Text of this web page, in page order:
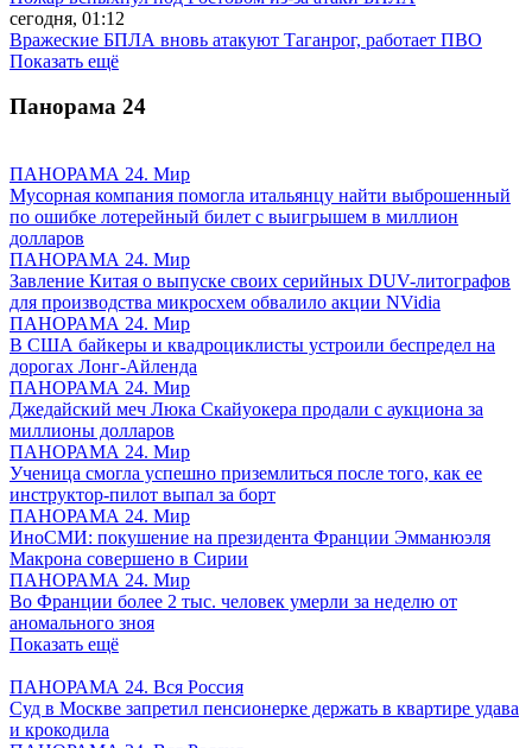
сегодня, 01:12
Вражеские БПЛА вновь атакуют Таганрог, работает ПВО
Показать ещё
Панорама 24
ПАНОРАМА 24. Мир
Мусорная компания помогла итальянцу найти выброшенный
по ошибке лотерейный билет с выигрышем в миллион
долларов
ПАНОРАМА 24. Мир
Завление Китая о выпуске своих серийных DUV-литографов
для производства микросхем обвалило акции NVidia
ПАНОРАМА 24. Мир
В США байкеры и квадроциклисты устроили беспредел на
дорогах Лонг-Айленда
ПАНОРАМА 24. Мир
Джедайский меч Люка Скайуокера продали с аукциона за
миллионы долларов
ПАНОРАМА 24. Мир
Ученица смогла успешно приземлиться после того, как ее
инструктор-пилот выпал за борт
ПАНОРАМА 24. Мир
ИноСМИ: покушение на президента Франции Эмманюэля
Макрона совершено в Сирии
ПАНОРАМА 24. Мир
Во Франции более 2 тыс. человек умерли за неделю от
аномального зноя
Показать ещё
ПАНОРАМА 24. Вся Россия
Суд в Москве запретил пенсионерке держать в квартире удава
и крокодила